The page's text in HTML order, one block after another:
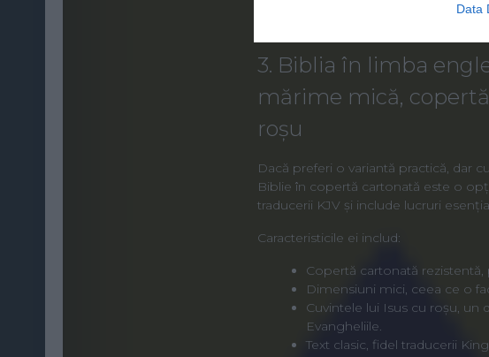
Data
3. Biblia în limba
mărime mică,
roșu
Dacă preferi o variantă practică, dar
Biblie în copertă cartonată este o
traducerii KJV și include lucruri
Caracteristicile ei includ:
Copertă cartonată
Dimensiuni mici, ceea ce o
Cuvintele lui Isus cu roșu,
Evangheliile.
Text clasic, fidel traducerii